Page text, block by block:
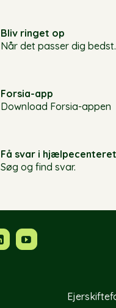
Bliv ringet op
Når det passer dig bedst.
Forsia-app
Download Forsia-appen
Få svar i hjælpecenteret
Søg og find svar.